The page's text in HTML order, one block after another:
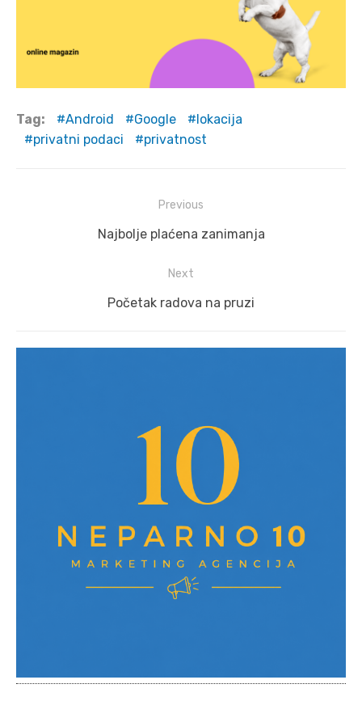
Tag: Android Google
lokacija
privatni podaci
privatnost
navigation
Previous
Previous
Najbolje plaćena zanimanja
Next
Next
Početak radova na pruzi